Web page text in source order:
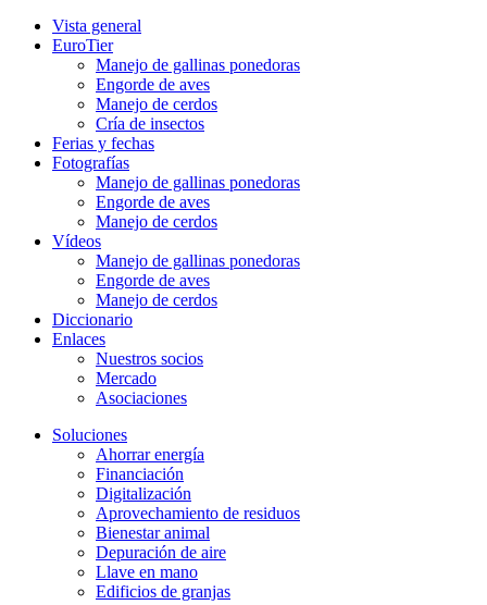
Vista general
EuroTier
Manejo de gallinas ponedoras
Engorde de aves
Manejo de cerdos
Cría de insectos
Ferias y fechas
Fotografías
Manejo de gallinas ponedoras
Engorde de aves
Manejo de cerdos
Vídeos
Manejo de gallinas ponedoras
Engorde de aves
Manejo de cerdos
Diccionario
Enlaces
Nuestros socios
Mercado
Asociaciones
Soluciones
Ahorrar energía
Financiación
Digitalización
Aprovechamiento de residuos
Bienestar animal
Depuración de aire
Llave en mano
Edificios de granjas